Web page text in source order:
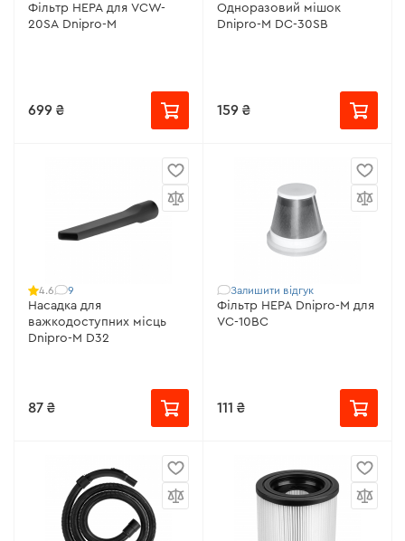
Фільтр НЕРА для VCW-
20SA Dnipro-M
699 ₴
Одноразовий мішок
Dnipro-M DC-30SB
159 ₴
4.6 9
Насадка для
важкодоступних місць
Dnipro-M D32
87 ₴
Залишити відгук
Фільтр НЕРА Dnipro-M для
VC-10BC
111 ₴